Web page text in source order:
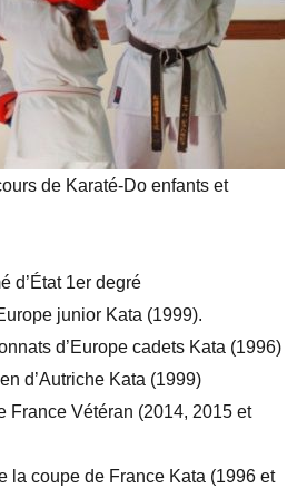
de Karaté-Do enfants et
d’État 1er degré
junior Kata (1999).
d’Europe cadets Kata (1996)
d’Autriche Kata (1999)
France Vétéran (2014, 2015 et
la coupe de France Kata (1996 et